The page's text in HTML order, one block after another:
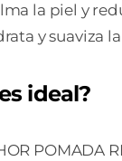
la piel y
y suaviza
ideal?